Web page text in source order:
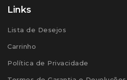
Links
Lista de Desejos
Carrinho
Política de Privacidade